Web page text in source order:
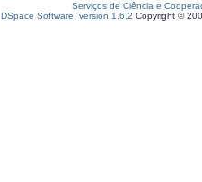
Serviços de Ciência e
DSpace Software, version 1.6.2 Copyright ©